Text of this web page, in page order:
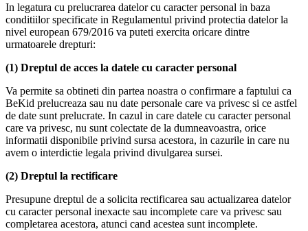
In legatura cu prelucrarea datelor cu caracter personal in baza
conditiilor specificate in Regulamentul privind protectia datelor la
nivel european 679/2016 va puteti exercita oricare dintre
urmatoarele drepturi:
(1) Dreptul de acces la datele cu caracter personal
Va permite sa obtineti din partea noastra o confirmare a faptului ca
BeKid prelucreaza sau nu date personale care va privesc si ce astfel
de date sunt prelucrate. In cazul in care datele cu caracter personal
care va privesc, nu sunt colectate de la dumneavoastra, orice
informatii disponibile privind sursa acestora, in cazurile in care nu
avem o interdictie legala privind divulgarea sursei.
(2) Dreptul la rectificare
Presupune dreptul de a solicita rectificarea sau actualizarea datelor
cu caracter personal inexacte sau incomplete care va privesc sau
completarea acestora, atunci cand acestea sunt incomplete.